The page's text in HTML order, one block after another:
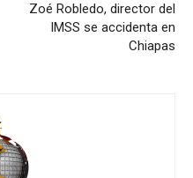
Zoé Robledo, director del
IMSS se accidenta en
Chiapas